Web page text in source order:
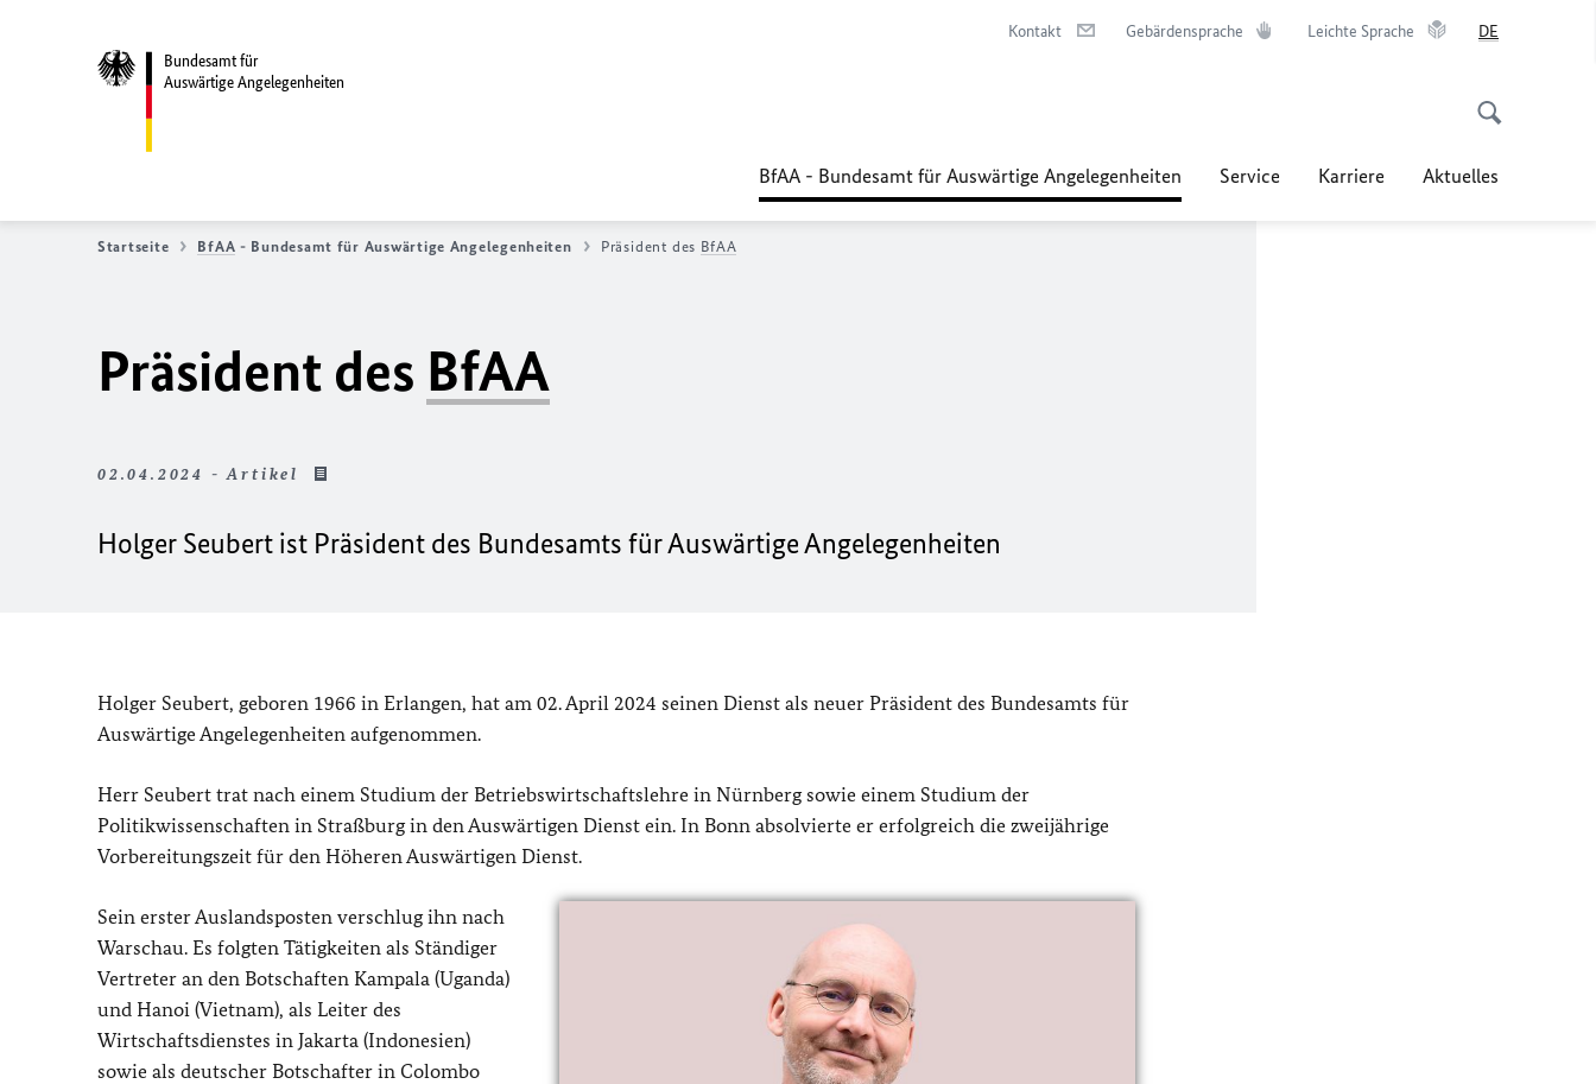
Bundesamt für
Auswärtige Angelegenheiten
Kontakt Gebärdensprache Leichte Sprache DE
BfAA - Bundesamt für Auswärtige Angelegenheiten Service Karriere Aktuelles
Startseite BfAA - Bundesamt für Auswärtige Angelegenheiten Präsident des BfAA
Präsident des BfAA
02.04.2024 - Artikel
Holger Seubert ist Präsident des Bundesamts für Auswärtige Angelegenheiten
Holger Seubert, geboren 1966 in Erlangen, hat am 02. April 2024 seinen Dienst als neuer Präsident des Bundesamts für
Auswärtige Angelegenheiten aufgenommen.
Herr Seubert trat nach einem Studium der Betriebswirtschaftslehre in Nürnberg sowie einem Studium der
Politikwissenschaften in Straßburg in den Auswärtigen Dienst ein. In Bonn absolvierte er erfolgreich die zweijährige
Vorbereitungszeit für den Höheren Auswärtigen Dienst.
Sein erster Auslandsposten verschlug ihn nach
Warschau. Es folgten Tätigkeiten als Ständiger
Vertreter an den Botschaften Kampala (Uganda)
und Hanoi (Vietnam), als Leiter des
Wirtschaftsdienstes in Jakarta (Indonesien)
sowie als deutscher Botschafter in Colombo